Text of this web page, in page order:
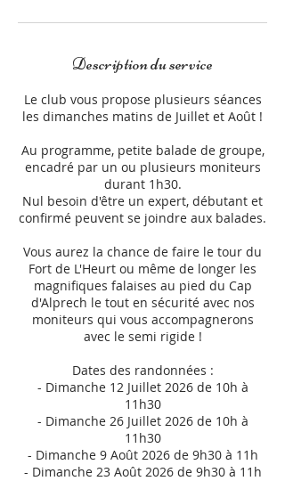
Description du service
Le club vous propose plusieurs séances
les dimanches matins de Juillet et Août !
Au programme, petite balade de groupe,
encadré par un ou plusieurs moniteurs
durant 1h30.
Nul besoin d'être un expert, débutant et
confirmé peuvent se joindre aux balades.
Vous aurez la chance de faire le tour du
Fort de L'Heurt ou même de longer les
magnifiques falaises au pied du Cap
d'Alprech le tout en sécurité avec nos
moniteurs qui vous accompagnerons
avec le semi rigide !
Dates des randonnées :
- Dimanche 12 Juillet 2026 de 10h à
11h30
- Dimanche 26 Juillet 2026 de 10h à
11h30
- Dimanche 9 Août 2026 de 9h30 à 11h
- Dimanche 23 Août 2026 de 9h30 à 11h